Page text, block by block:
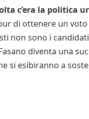
c’era la politica
di ottenere un voto
non sono i
diventa una
si esibiranno a